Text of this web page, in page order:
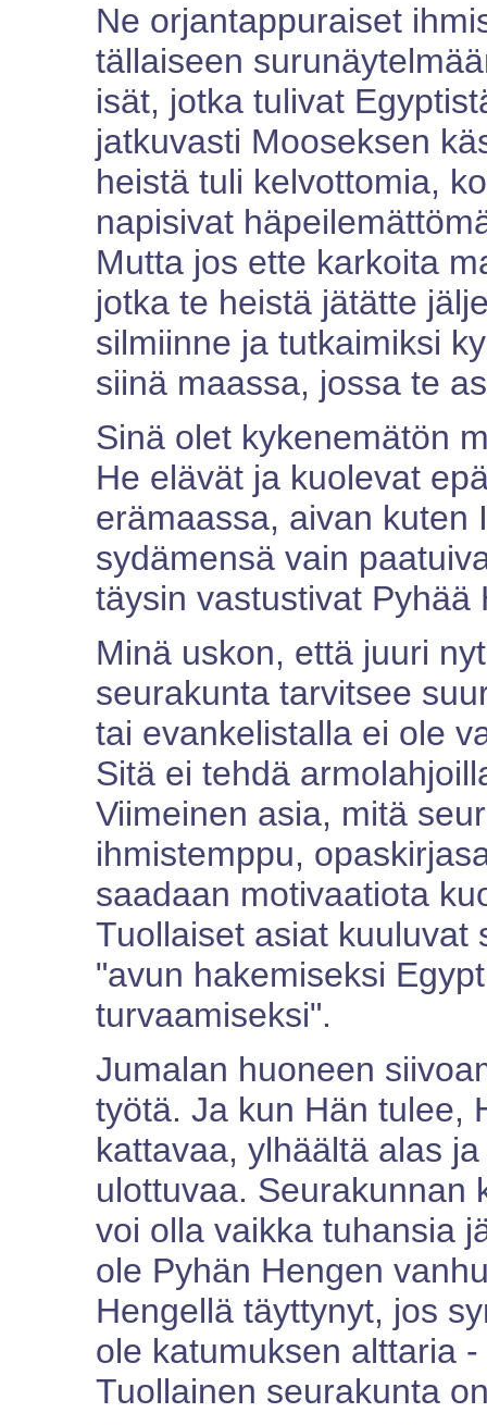
Ne orjantappuraiset
tällaiseen
isät, jotka tulivat
jatkuvasti Mooseksen
heistä tuli kelvottomia,
napisivat
Mutta jos ette karkoita
jotka te heistä jätätte
silmiinne ja tutkaimiksi
siinä maassa, jossa te
Sinä olet kykenemätön
He elävät ja kuolevat
erämaassa, aivan kuten
sydämensä vain
täysin vastustivat Pyhää
Minä uskon, että juuri
seurakunta tarvitsee
tai evankelistalla ei ole
Sitä ei tehdä
Viimeinen asia, mitä
ihmistemppu,
saadaan motivaatiota
Tuollaiset asiat kuuluvat
"avun hakemiseksi
turvaamiseksi".
Jumalan huoneen
työtä. Ja kun Hän tulee,
kattavaa, ylhäältä alas
ulottuvaa. Seurakunnan
voi olla vaikka tuhansia
ole Pyhän Hengen
Hengellä täyttynyt, jos
ole katumuksen alttaria
Tuollainen seurakunta